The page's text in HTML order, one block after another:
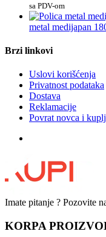
sa PDV-om
metal medijapan
Brzi linkovi
Uslovi korišćenja
Privatnost podataka
Dostava
Reklamacije
Povrat novca i
Imate pitanje ? Pozovite
KORPA